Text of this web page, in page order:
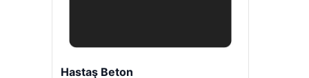
Hastaş Beton